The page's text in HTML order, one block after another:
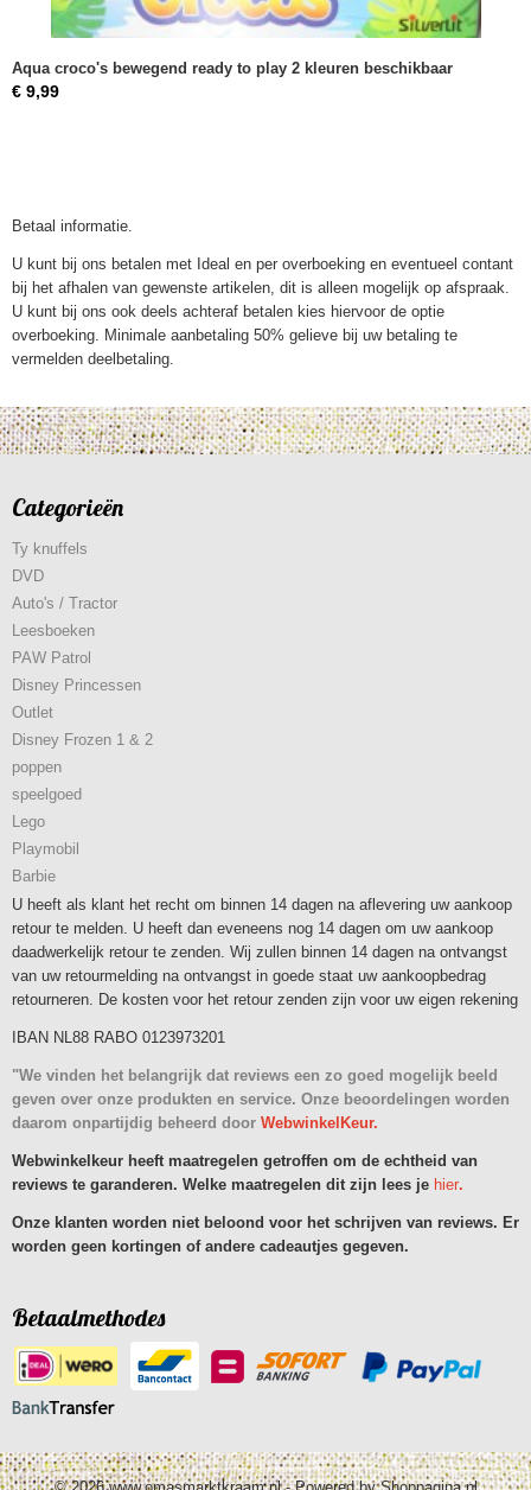
Aqua croco's bewegend ready to play 2 kleuren beschikbaar
€ 9,99
Betaal informatie.
U kunt bij ons betalen met Ideal en per overboeking en eventueel contant
bij het afhalen van gewenste artikelen, dit is alleen mogelijk op afspraak.
U kunt bij ons ook deels achteraf betalen kies hiervoor de optie
overboeking. Minimale aanbetaling 50% gelieve bij uw betaling te
vermelden deelbetaling.
Categorieën
Ty knuffels
DVD
Auto's / Tractor
Leesboeken
PAW Patrol
Disney Princessen
Outlet
Disney Frozen 1 & 2
poppen
speelgoed
Lego
Playmobil
Barbie
U heeft als klant het recht om binnen 14 dagen na aflevering uw aankoop
retour te melden. U heeft dan eveneens nog 14 dagen om uw aankoop
daadwerkelijk retour te zenden. Wij zullen binnen 14 dagen na ontvangst
van uw retourmelding na ontvangst in goede staat uw aankoopbedrag
retourneren. De kosten voor het retour zenden zijn voor uw eigen rekening
IBAN NL88 RABO 0123973201
"We vinden het belangrijk dat reviews een zo goed mogelijk beeld
geven over onze produkten en service. Onze beoordelingen worden
daarom onpartijdig beheerd door WebwinkelKeur.
Webwinkelkeur heeft maatregelen getroffen om de echtheid van
reviews te garanderen. Welke maatregelen dit zijn lees je hier.
Onze klanten worden niet beloond voor het schrijven van reviews. Er
worden geen kortingen of andere cadeautjes gegeven.
Betaalmethodes